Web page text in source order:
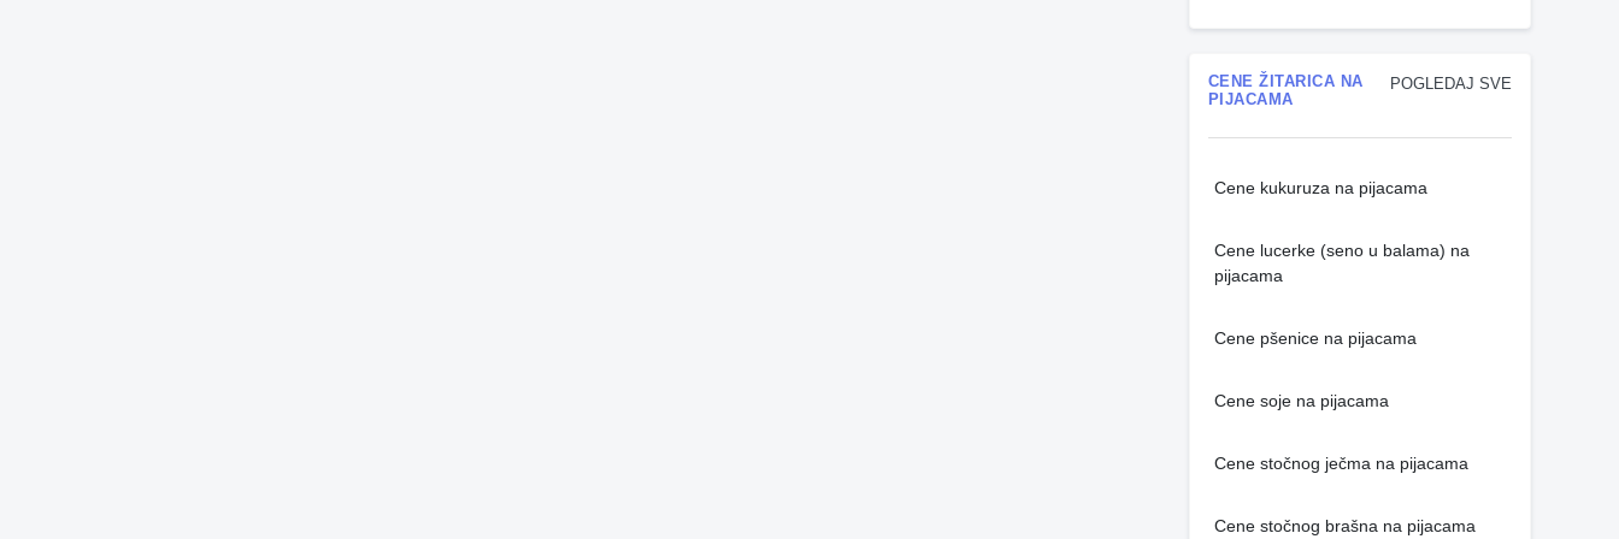
POGLEDAJ SVE
CENE ŽITARICA NA
PIJACAMA
Cene kukuruza na pijacama
Cene lucerke (seno u balama) na
pijacama
Cene pšenice na pijacama
Cene soje na pijacama
Cene stočnog ječma na pijacama
Cene stočnog brašna na pijacama